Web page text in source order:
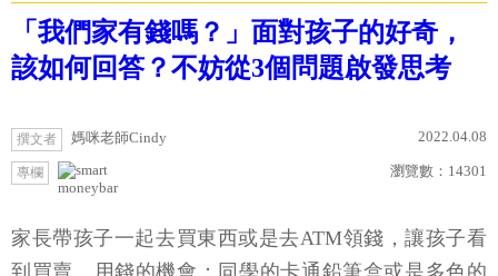
「我們家有錢嗎？」面對孩子的好奇，
該如何回答？不妨從3個問題啟發思考
撰文者 媽咪老師Cindy 2022.04.08
專欄
moneybar
瀏覽數： 14301
家長帶孩子一起去買東西或是去ATM領錢，讓孩子看
到買賣、用錢的機會；同學的卡通鉛筆盒或是多色的